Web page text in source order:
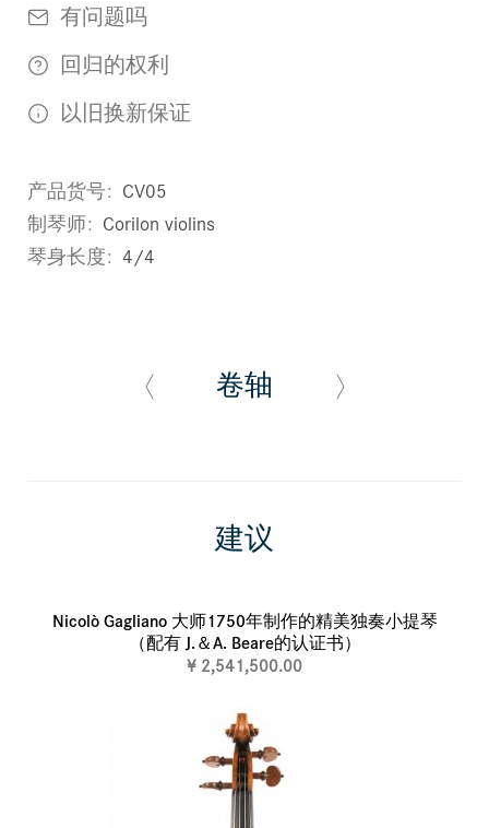
有问题吗
回归的权利
以旧换新保证
产品货号 CV05
制琴师 Corilon violins
琴身长度 4/4
卷轴
建议
Nicolò Gagliano 大师1750年制作的精美独奏小提琴
（配有 J.＆A. Beare的认证书）
¥ 2,541,500.00